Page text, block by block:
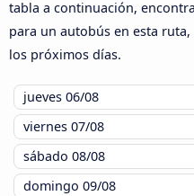
tabla a continuación,
para un autobús en esta
los próximos días.
jueves 06/08
viernes 07/08
sábado 08/08
domingo 09/08